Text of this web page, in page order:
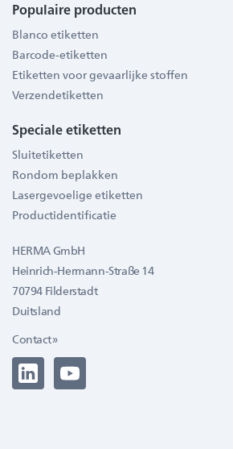
Populaire producten
Blanco etiketten
Barcode-etiketten
Etiketten voor gevaarlijke stoffen
Verzendetiketten
Speciale etiketten
Sluitetiketten
Rondom beplakken
Lasergevoelige etiketten
Productidentificatie
HERMA GmbH
Heinrich-Hermann-Straße 14
70794 Filderstadt
Duitsland
Contact »